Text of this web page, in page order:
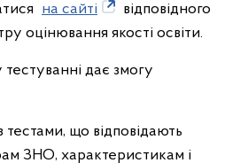
на сайті
відповідного
оцінювання якості освіти.
дає змогу
що відповідають
ЗНО, характеристикам і